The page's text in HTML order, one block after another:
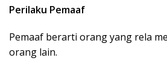
Perilaku Pemaaf
Pemaaf berarti orang yang rela
orang lain.